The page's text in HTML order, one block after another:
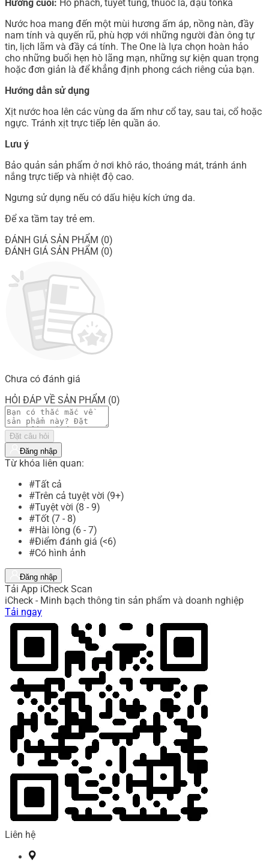
Hương cuối: Hổ phách, tuyết tùng, thuốc lá, đậu tonka
Nước hoa mang đến một mùi hương ấm áp, nồng nàn, đầy
nam tính và quyến rũ, phù hợp với những người đàn ông tự
tin, lịch lãm và đầy cá tính. The One là lựa chọn hoàn hảo
cho những buổi hẹn hò lãng mạn, những sự kiện quan trọng
hoặc đơn giản là để khẳng định phong cách riêng của bạn.
Hướng dẫn sử dụng
Xịt nước hoa lên các vùng da ấm như cổ tay, sau tai, cổ hoặc
ngực. Tránh xịt trực tiếp lên quần áo.
Lưu ý
Bảo quản sản phẩm ở nơi khô ráo, thoáng mát, tránh ánh
nắng trực tiếp và nhiệt độ cao.
Ngưng sử dụng nếu có dấu hiệu kích ứng da.
Để xa tầm tay trẻ em.
ĐÁNH GIÁ SẢN PHẨM (0)
ĐÁNH GIÁ SẢN PHẨM (0)
Chưa có đánh giá
HỎI ĐÁP VỀ SẢN PHẨM (0)
Đặt câu hỏi
Đăng nhập
Từ khóa liên quan:
#Tất cả
#Trên cả tuyệt vời (9+)
#Tuyệt vời (8 - 9)
#Tốt (7 - 8)
#Hài lòng (6 - 7)
#Điểm đánh giá (<6)
#Có hình ảnh
Đăng nhập
Tải App iCheck Scan
iCheck - Minh bạch thông tin sản phẩm và doanh nghiệp
Tải ngay
Liên hệ